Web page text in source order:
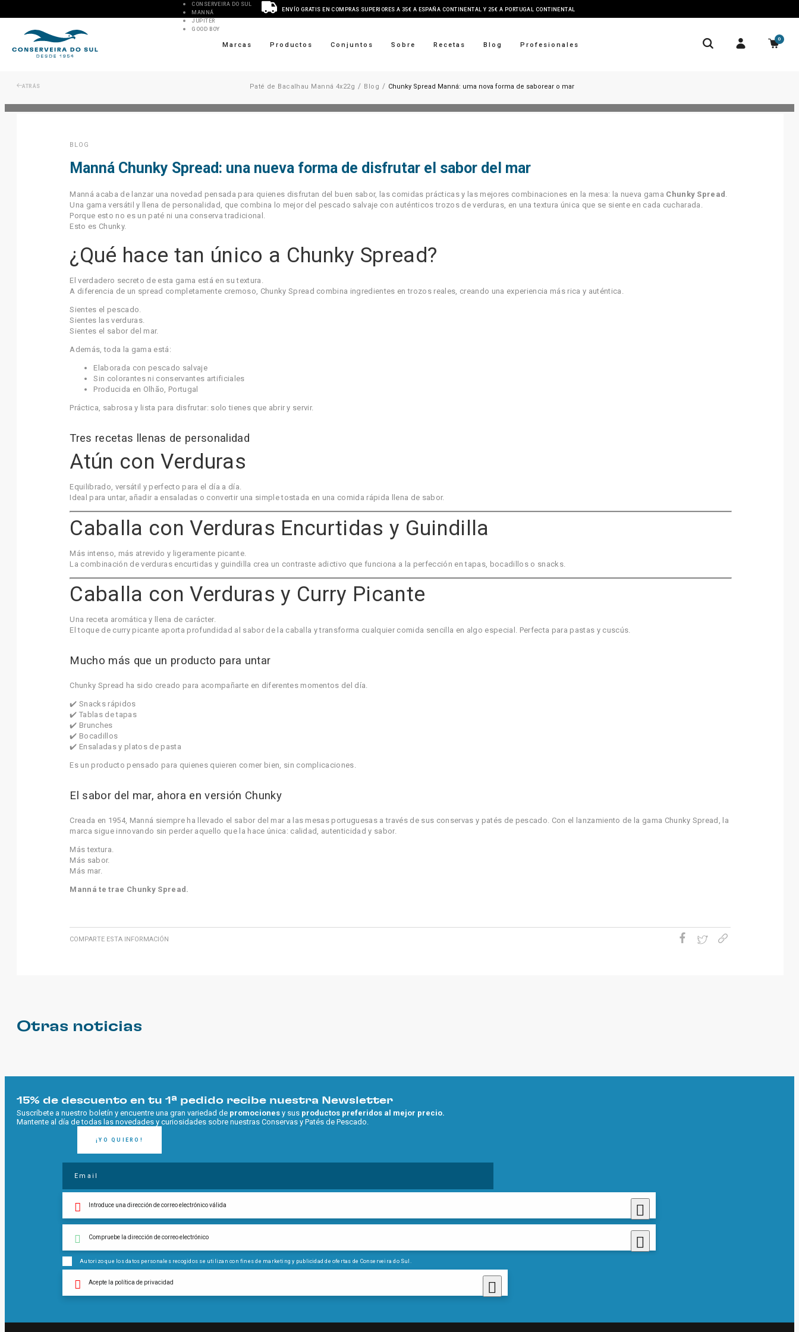
CONSERVEIRA DO SUL
MANNÁ
JUPITER
GOOD BOY
ENVÍO GRATIS EN COMPRAS SUPERIORES A 35€ A ESPAÑA CONTINENTAL Y 25€ A PORTUGAL CONTINENTAL
Marcas Productos Conjuntos Sobre Recetas Blog Profesionales
0
ATRÁS Paté de Bacalhau Manná 4x22g / Blog / Chunky Spread Manná: uma nova forma de saborear o mar
BLOG
Manná Chunky Spread: una nueva forma de disfrutar el sabor del mar
Manná acaba de lanzar una novedad pensada para quienes disfrutan del buen sabor, las comidas prácticas y las mejores combinaciones en la mesa: la nueva gama Chunky Spread
Una gama versátil y llena de personalidad, que combina lo mejor del pescado salvaje con auténticos trozos de verduras, en una textura única que se siente en cada cucharada.
Porque esto no es un paté ni una conserva tradicional.
Esto es Chunky.
¿Qué hace tan único a Chunky Spread?
El verdadero secreto de esta gama está en su textura.
A diferencia de un spread completamente cremoso, Chunky Spread combina ingredientes en trozos reales, creando una experiencia más rica y auténtica.
Sientes el pescado.
Sientes las verduras.
Sientes el sabor del mar.
Además, toda la gama está:
Elaborada con pescado salvaje
Sin colorantes ni conservantes artificiales
Producida en Olhão, Portugal
Práctica, sabrosa y lista para disfrutar: solo tienes que abrir y servir.
Tres recetas llenas de personalidad
Atún con Verduras
Equilibrado, versátil y perfecto para el día a día.
Ideal para untar, añadir a ensaladas o convertir una simple tostada en una comida rápida llena de sabor.
Caballa con Verduras Encurtidas y Guindilla
Más intenso, más atrevido y ligeramente picante.
La combinación de verduras encurtidas y guindilla crea un contraste adictivo que funciona a la perfección en tapas, bocadillos o snacks.
Caballa con Verduras y Curry Picante
Una receta aromática y llena de carácter.
El toque de curry picante aporta profundidad al sabor de la caballa y transforma cualquier comida sencilla en algo especial. Perfecta para pastas y cuscús.
Mucho más que un producto para untar
Chunky Spread ha sido creado para acompañarte en diferentes momentos del día.
✔️ Snacks rápidos
✔️ Tablas de tapas
✔️ Brunches
✔️ Bocadillos
✔️ Ensaladas y platos de pasta
Es un producto pensado para quienes quieren comer bien, sin complicaciones.
El sabor del mar, ahora en versión Chunky
Creada en 1954, Manná siempre ha llevado el sabor del mar a las mesas portuguesas a través de sus conservas y patés de pescado. Con el lanzamiento de la gama Chunky Spread, la
marca sigue innovando sin perder aquello que la hace única: calidad, autenticidad y sabor.
Más textura.
Más sabor.
Más mar.
Manná te trae Chunky Spread.
COMPARTE ESTA INFORMACIÓN
Otras noticias
15% de descuento en tu 1ª pedido recibe nuestra Newsletter
Suscríbete a nuestro boletín y encuentre una gran variedad de promociones y sus productos preferidos al mejor precio.
Mantente al día de todas las novedades y curiosidades sobre nuestras Conservas y Patés de Pescado.
¡YO QUIERO!
Introduce una dirección de correo electrónico válida
Compruebe la dirección de correo electrónico
Autorizo ​​que los datos personales recogidos se utilizan con fines de marketing y publicidad de ofertas de Conserveira do Sul.
Acepte la política de privacidad